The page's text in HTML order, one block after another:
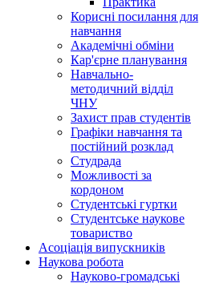
Корисні посилання для
навчання
Академічні обміни
Кар'єрне планування
Навчально-
методичний відділ
ЧНУ
Захист прав студентів
Графіки навчання та
постійний розклад
Студрада
Можливості за
кордоном
Студентські гуртки
Студентське наукове
товариство
Асоціація випускників
Наукова робота
Науково-громадські